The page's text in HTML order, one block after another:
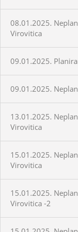
08.01.2025.
Virovitica
09.01.2025.
09.01.2025.
13.01.2025.
Virovitica
15.01.2025.
Virovitica
15.01.2025.
Virovitica -2